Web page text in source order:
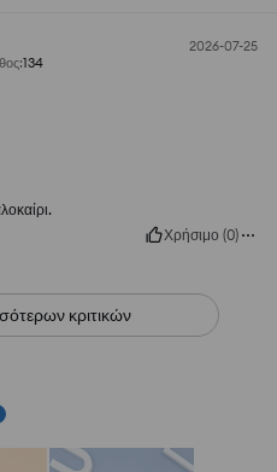
2026-07-25
:134
Χρήσιμο (0)
κριτικών